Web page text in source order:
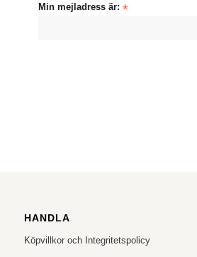
Min mejladress är: *
HANDLA
Köpvillkor och Integritetspolicy